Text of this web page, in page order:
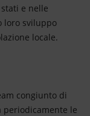
e nelle
loro sviluppo
locale.
congiunto di
periodicamente le